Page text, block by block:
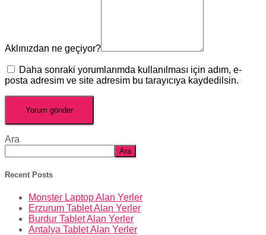
Aklınızdan ne geçiyor?
Daha sonraki yorumlarımda kullanılması için adım, e-
posta adresim ve site adresim bu tarayıcıya kaydedilsin.
Ara
Ara
Recent Posts
Monster Laptop Alan Yerler
Erzurum Tablet Alan Yerler
Burdur Tablet Alan Yerler
Antalya Tablet Alan Yerler